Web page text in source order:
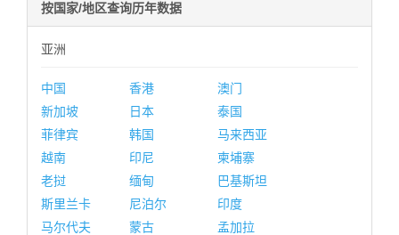
按国家/地区查询历年数据
亚洲
中国 香港
澳门
新加坡
日本
泰国
菲律宾
韩国
马来西亚
越南
印尼
柬埔寨
老挝
缅甸
巴基斯坦
斯里兰卡
尼泊尔
印度
马尔代夫
蒙古
孟加拉